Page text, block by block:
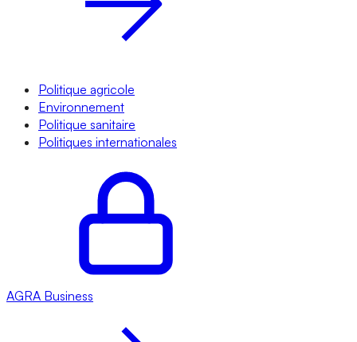
Politique agricole
Environnement
Politique sanitaire
Politiques internationales
AGRA Business